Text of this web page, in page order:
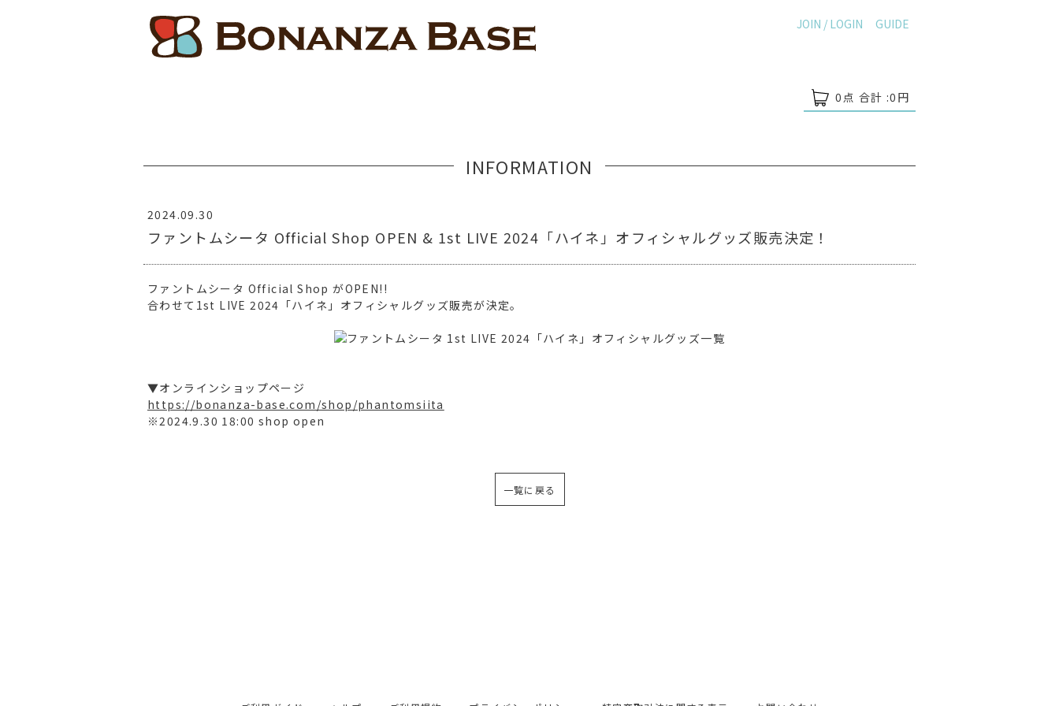
JOIN / LOGIN GUIDE
0 点 合計 :0 円
INFORMATION
2024.09.30
ファントムシータ Official Shop OPEN & 1st LIVE 2024「ハイネ」オフィシャルグッズ販売決定！
ファントムシータ Official Shop がOPEN!!
合わせて1st LIVE 2024「ハイネ」オフィシャルグッズ販売が決定。
▼オンラインショップページ
https://bonanza-base.com/shop/phantomsiita
※2024.9.30 18:00 shop open
一覧に戻る